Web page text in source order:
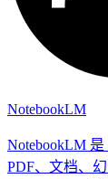
NotebookLM
NotebookLM
PDF、文档、